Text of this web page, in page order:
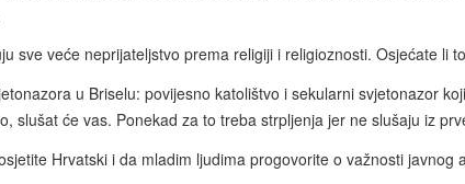
sve veće neprijateljstvo prema religiji i religioznosti. Osjećate li
u Briselu: povijesno katolištvo i sekularni svjetonazor
slušat će vas. Ponekad za to treba strpljenja jer ne slušaju iz
Hrvatski i da mladim ljudima progovorite o važnosti javnog